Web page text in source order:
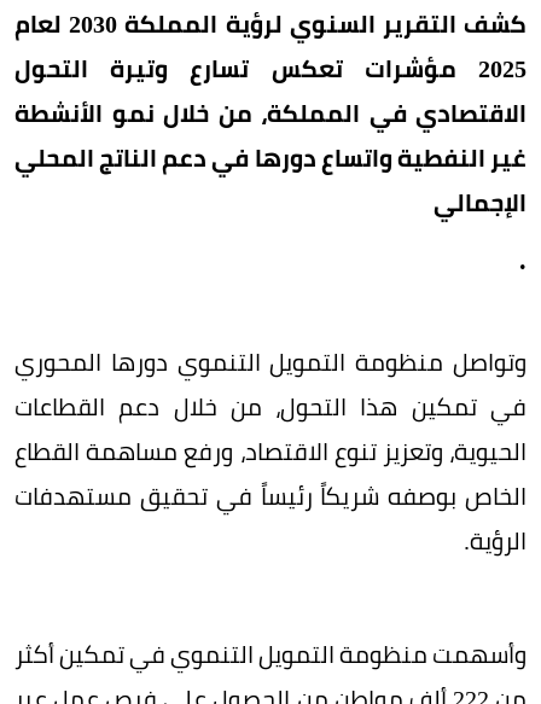
كشف التقرير السنوي لرؤية المملكة 2030 لعام
2025 مؤشرات تعكس تسارع وتيرة التحول
الاقتصادي في المملكة، من خلال نمو الأنشطة
غير النفطية واتساع دورها في دعم الناتج المحلي
الإجمالي
.
وتواصل منظومة التمويل التنموي دورها المحوري
في تمكين هذا التحول، من خلال دعم القطاعات
الحيوية، وتعزيز تنوع الاقتصاد، ورفع مساهمة القطاع
الخاص بوصفه شريكاً رئيساً في تحقيق مستهدفات
الرؤية.
وأسهمت منظومة التمويل التنموي في تمكين أكثر